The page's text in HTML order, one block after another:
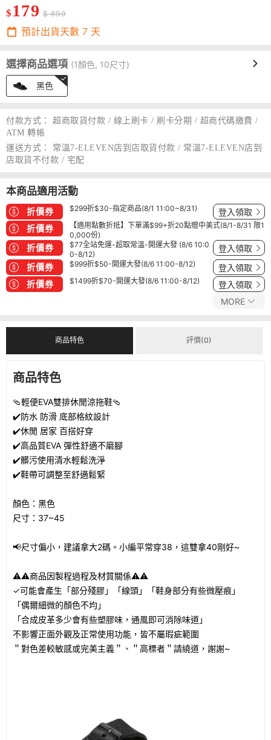
$ 179 $ 699
預計出貨天數 7 天
選擇商品選項 (1顏色, 10尺寸)
黑色
付款方式：
超商取貨付款 / 線上刷卡 / 刷卡分期 / 超商代碼繳費 /
ATM 轉帳
運送方式：
常溫7-ELEVEN店到店取貨付款 / 常溫7-ELEVEN店到
店取貨不付款 / 宅配
本商品適用活動
折價券 $299折$30-指定商品(8/1 11:00~8/31) 登入領取
折價券
【適用點數折抵】下單滿$99+折20點贈中美式(8/1-8/31 限1
0,000份)
折價券
$77全站免運-超取常溫-開運大發 (8/6 10:0
0-8/12)
登入領取
折價券 $999折$50-開運大發(8/6 11:00-8/12) 登入領取
折價券 $1499折$70-開運大發(8/6 11:00-8/12) 登入領取
MORE
商品特色 評價(0)
商品特色
🩴輕便EVA雙排休閒涼拖鞋🩴
✔️防水 防滑 底部格紋設計
✔️休閒 居家 百搭好穿
✔️高品質EVA 彈性舒適不磨腳
✔️髒污使用清水輕鬆洗淨
✔️鞋帶可調整至舒適鬆緊
顏色：黑色
尺寸：37~45
📢尺寸偏小，建議拿大2碼。小編平常穿38，這雙拿40剛好~
⚠️⚠️商品因製程過程及材質關係⚠️⚠️
✓可能會產生「部分殘膠」「線頭」「鞋身部分有些微壓痕」
「偶爾細微的顏色不均」
「合成皮革多少會有些塑膠味，通風即可消除味道」
不影響正面外觀及正常使用功能，皆不屬瑕疵範圍
＂對色差較敏感或完美主義＂、＂高標者＂請繞道，謝謝~